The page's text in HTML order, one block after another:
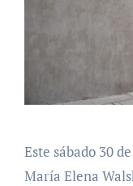
Este sábado 30
María Elena